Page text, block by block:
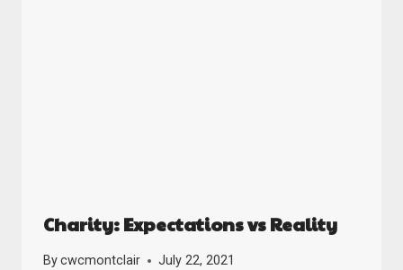
Charity: Expectations vs Reality
Bycwcmontclair July 22, 2021